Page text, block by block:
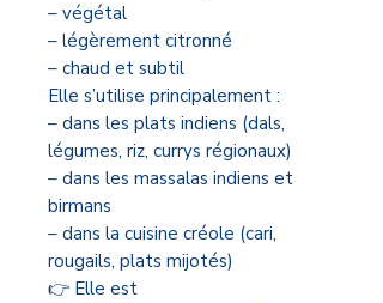
– végétal
– légèrement citronné
– chaud et subtil
Elle s’utilise principalement :
– dans les plats indiens (dals,
légumes, riz, currys régionaux)
– dans les massalas indiens et
birmans
– dans la cuisine créole (cari,
rougails, plats mijotés)
👉 Elle est